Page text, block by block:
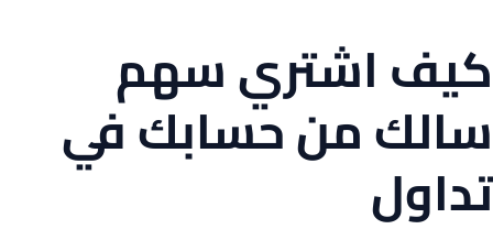
كيف اشتري سهم
سالك من حسابك في
تداول